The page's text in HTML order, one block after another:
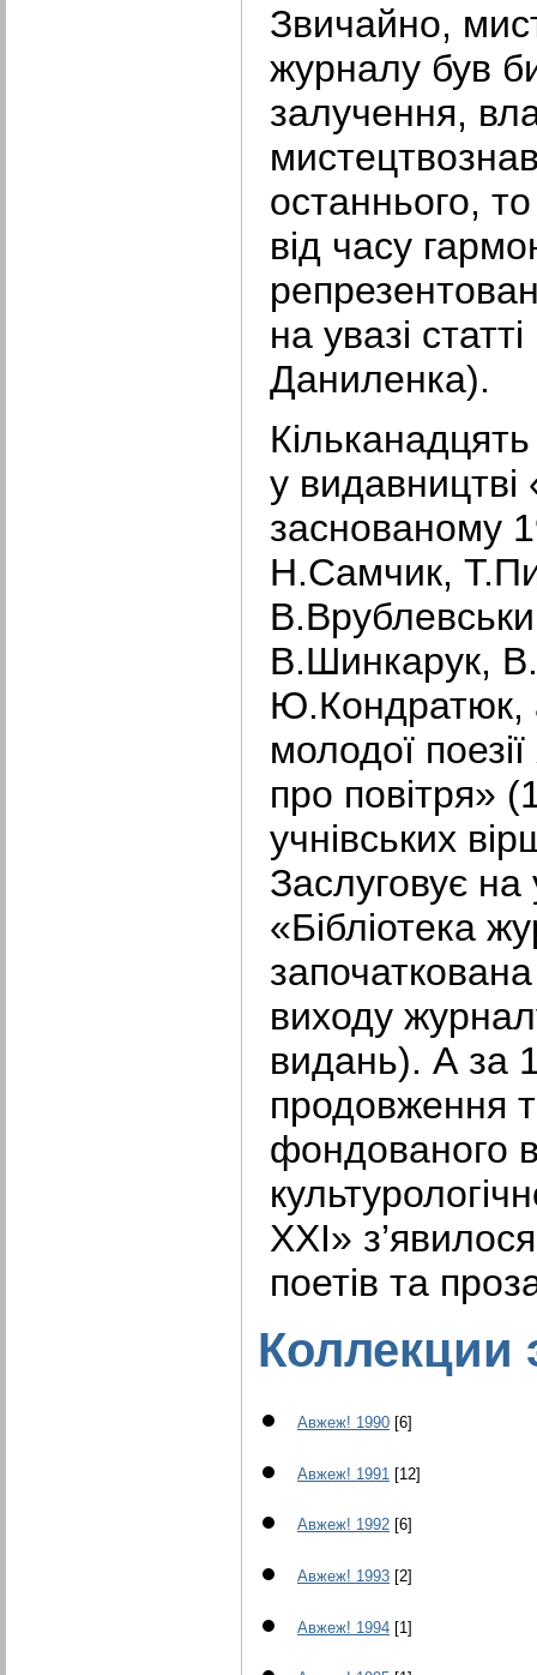
Звичайно,
журналу був
залучення,
останнього,
від часу
на увазі
Даниленка).
у
заснованому
Н.Самчик,
В.Шинкарук,
Ю.Кондратюк,
молодої
про повітря»
учнівських
Заслуговує на
«Бібліотека
виходу
видань). А за
продовження
фондованого
XXI»
поетів та
Коллекции
Авжеж! 1990 [6]
Авжеж! 1991 [12]
Авжеж! 1992 [6]
Авжеж! 1993 [2]
Авжеж! 1994 [1]